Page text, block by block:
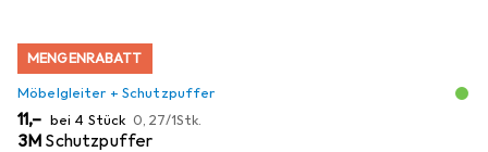
MENGENRABATT
Möbelgleiter + Schutzpuffer
EUR
11,– bei 4 Stück EUR
0,27/1Stk.
3M Schutzpuffer